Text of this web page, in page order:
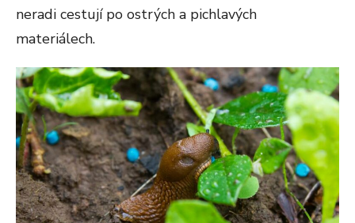
neradi cestují po ostrých a pichlavých
materiálech.